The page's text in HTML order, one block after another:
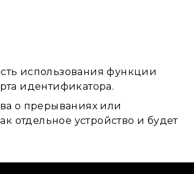
использования функции
идентификатора.
о прерываниях или
отдельное устройство и будет